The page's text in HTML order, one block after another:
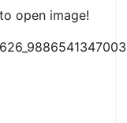
open image!